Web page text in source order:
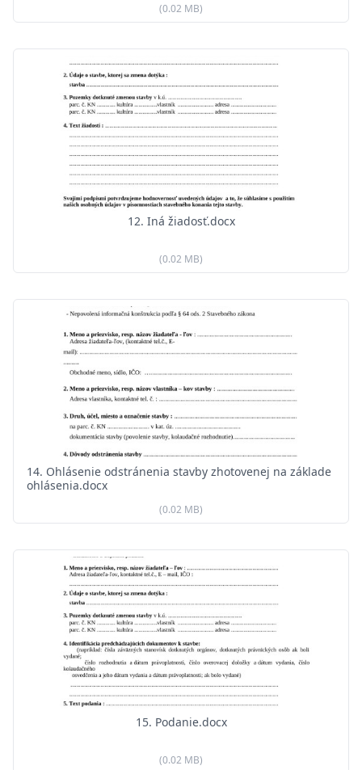
(0.02 MB)
12. Iná žiadosť.docx
(0.02 MB)
14. Ohlásenie odstránenia stavby zhotovenej na základe
ohlásenia.docx
(0.02 MB)
15. Podanie.docx
(0.02 MB)